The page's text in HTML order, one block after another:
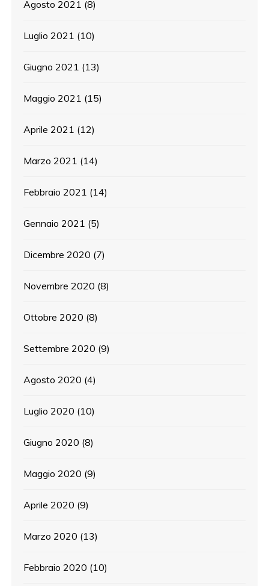
Agosto 2021 (8)
Luglio 2021 (10)
Giugno 2021 (13)
Maggio 2021 (15)
Aprile 2021 (12)
Marzo 2021 (14)
Febbraio 2021 (14)
Gennaio 2021 (5)
Dicembre 2020 (7)
Novembre 2020 (8)
Ottobre 2020 (8)
Settembre 2020 (9)
Agosto 2020 (4)
Luglio 2020 (10)
Giugno 2020 (8)
Maggio 2020 (9)
Aprile 2020 (9)
Marzo 2020 (13)
Febbraio 2020 (10)